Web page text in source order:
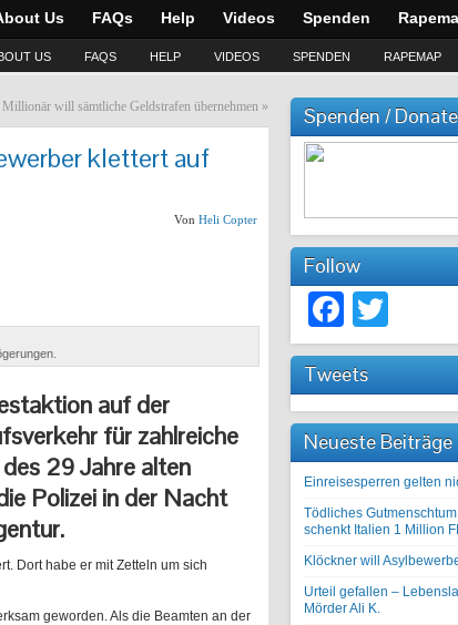
Us FAQs Help Videos Spenden
US FAQS HELP VIDEOS SPENDEN RAPEMAP
will sämtliche Geldstrafen übernehmen »
klettert auf
Von Heli Copter
auf der
für zahlreiche
29 Jahre alten
Polizei in der Nacht
Dort habe er mit Zetteln um sich
geworden. Als die Beamten an der
Spenden / Donate
Follow
Tweets
Neueste Beiträge
Einreisesperren gelten
Tödliches
schenkt Italien 1 Million
Klöckner will
Urteil gefallen –
Mörder Ali K.